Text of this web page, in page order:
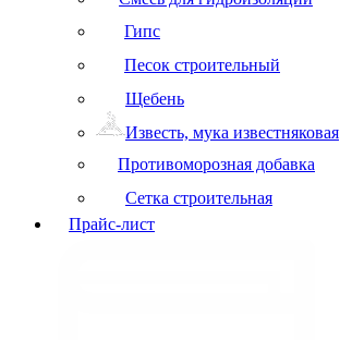
Гипс
Песок строительный
Щебень
Известь, мука известняковая
Противоморозная добавка
Сетка строительная
Прайс-лист